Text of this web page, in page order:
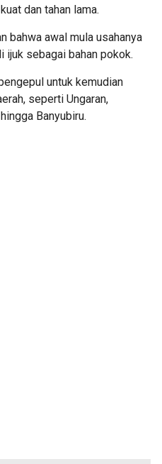
dan tahan lama.
bahwa awal mula usahanya
ijuk sebagai bahan pokok.
untuk kemudian
seperti Ungaran,
Banyubiru.